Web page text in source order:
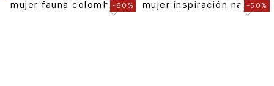
- 60% -50%